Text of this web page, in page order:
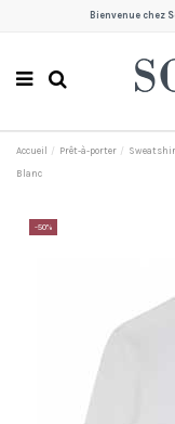
Bienvenue chez
Accueil Prêt-à-porter
Blanc
-50%